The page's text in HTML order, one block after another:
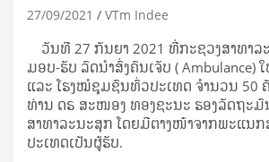
27/09/2021 VTm Indee
ວັນທີ 27 ກັນຍາ 2021 ທີ່ກະຊວງສາທາ
ມອບ-ຮັບ ລົດນໍາສົ່ງຄົນເຈັບ ( Ambulance)
ແລະ ໂຮງໝໍຊຸມຊົນທົ່ວປະເທດ ຈໍານວນ 50
ທ່ານ ດຣ ສະໜອງ ທອງຊະນະ ຮອງລັດຖະມົ
ສາທາລະນະສຸກ ໂດຍມີຕາງໜ້າຈາກພະແນ
ປະເທດເປັນຜູ້ຮັບ.